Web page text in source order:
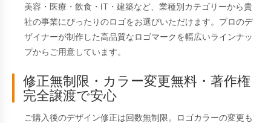
美容・医療・飲食・IT・建築など、業種別カテゴリーから貴
社の事業にぴったりのロゴをお選びいただけます。プロのデ
ザイナーが制作した高品質なロゴマークを幅広いラインナッ
プからご用意しています。
修正無制限・カラー変更無料・著作権
完全譲渡で安心
ご購入後のデザイン修正は回数無制限。ロゴカラーの変更も